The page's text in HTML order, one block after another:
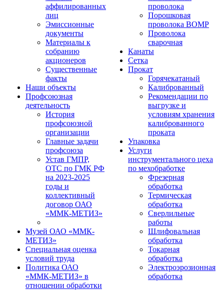
аффилированных
лиц
Эмиссионные
документы
Материалы к
собранию
акционеров
Существенные
факты
Наши объекты
Профсоюзная
деятельность
История
профсоюзной
организации
Главные задачи
профсоюза
Устав ГМПР,
ОТС по ГМК РФ
на 2023-2025
годы и
коллективный
договор ОАО
«ММК-МЕТИЗ»
Музей ОАО «ММК-
МЕТИЗ»
Специальная оценка
условий труда
Политика ОАО
«ММК-МЕТИЗ» в
отношении обработки
проволока
Порошковая
проволока ВОМР
Проволока
сварочная
Канаты
Сетка
Прокат
Горячекатаный
Калиброванный
Рекомендации по
выгрузке и
условиям хранения
калиброванного
проката
Упаковка
Услуги
инструментального цеха
по мехобработке
Фрезерная
обработка
Термическая
обработка
Сверлильные
работы
Шлифовальная
обработка
Токарная
обработка
Электроэрозионная
обработка